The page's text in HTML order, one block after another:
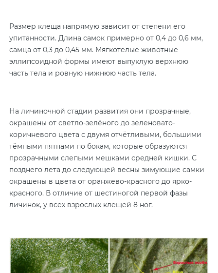
Размер клеща напрямую зависит от степени его
упитанности. Длина самок примерно от 0,4 до 0,6 мм,
самца от 0,3 до 0,45 мм. Мягкотелые животные
эллипсоидной формы имеют выпуклую верхнюю
часть тела и ровную нижнюю часть тела.
На личиночной стадии развития они прозрачные,
окрашены от светло-зелёного до зеленовато-
коричневого цвета с двумя отчётливыми, большими
тёмными пятнами по бокам, которые образуются
прозрачными слепыми мешками средней кишки. С
позднего лета до следующей весны зимующие самки
окрашены в цвета от оранжево-красного до ярко-
красного. В отличие от шестиногой первой фазы
личинок, у всех взрослых клещей 8 ног.